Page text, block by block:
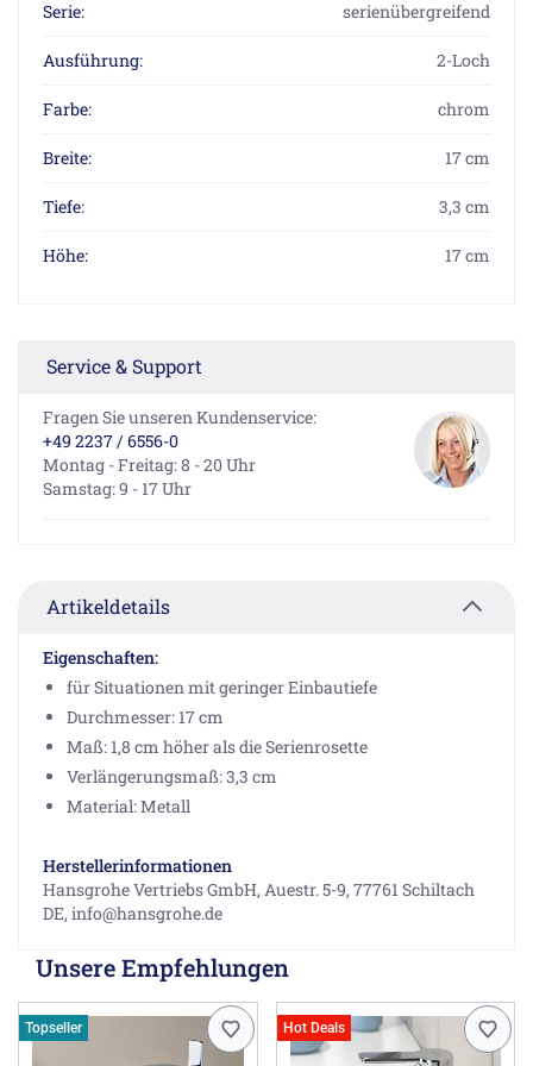
Serie: serienübergreifend
Ausführung: 2-Loch
Farbe: chrom
Breite: 17 cm
Tiefe: 3,3 cm
Höhe: 17 cm
Service & Support
Fragen Sie unseren Kundenservice:
+49 2237 / 6556-0
Montag - Freitag: 8 - 20 Uhr
Samstag: 9 - 17 Uhr
Artikeldetails
Eigenschaften:
für Situationen mit geringer Einbautiefe
Durchmesser: 17 cm
Maß: 1,8 cm höher als die Serienrosette
Verlängerungsmaß: 3,3 cm
Material: Metall
Herstellerinformationen
Hansgrohe Vertriebs GmbH, Auestr. 5-9, 77761 Schiltach
DE, info@hansgrohe.de
Unsere Empfehlungen
Topseller Hot Deals